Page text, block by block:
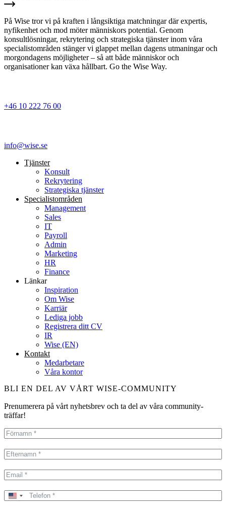
På Wise tror vi på kraften i långsiktiga matchningar där expertis,
nyfikenhet och mod möter människors potential. Genom
konsultlösningar, rekrytering och strategiska tjänster inom våra
specialistområden stänger vi glappet mellan dagens utmaningar och
morgondagens möjligheter – så att både människor och
organisationer kan växa hållbart. Go the Wise Way.
+46 10 222 76 00
info@wise.se
Tjänster
Konsult
Rekrytering
Strategiska tjänster
Specialist­områden
Management
Sales
IT
Payroll
Admin
Marketing
HR
Finance
Länkar
Inspiration
Om Wise
Karriär
Lediga jobb
Registrera ditt CV
IR
Wise (EN)
Kontakt
Medarbetare
Våra kontor
BLI EN DEL AV VÅRT WISE-COMMUNITY
Prenumerera på vårt nyhetsbrev och ta del av våra community-
träffar!
United